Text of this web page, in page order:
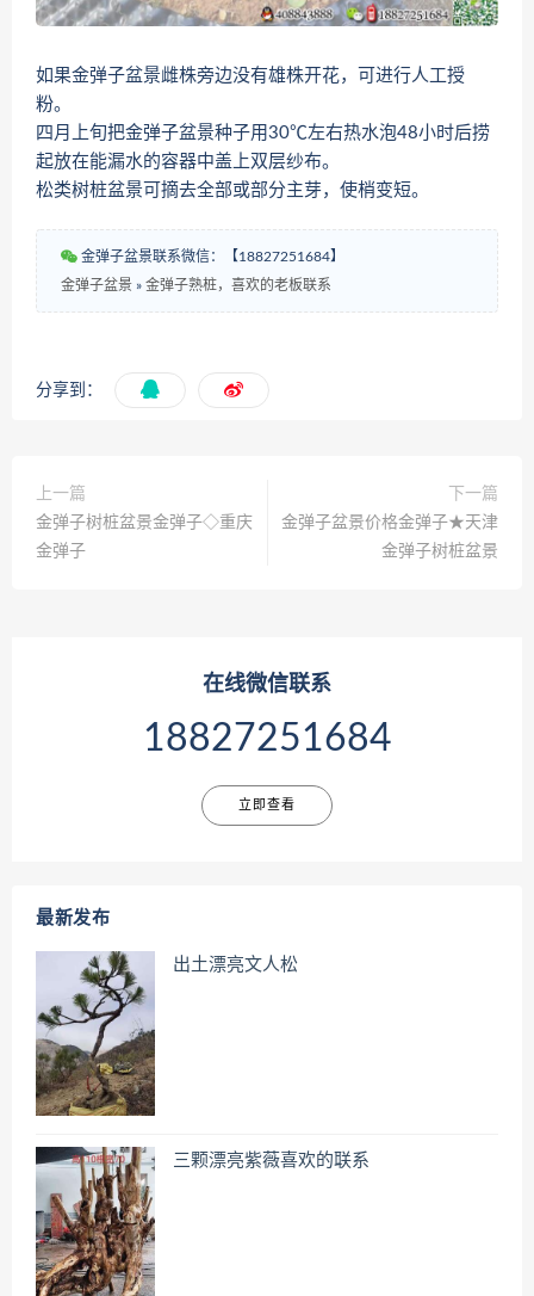
如果金弹子盆景雌株旁边没有雄株开花，可进行人工授
粉。
四月上旬把金弹子盆景种子用30℃左右热水泡48小时后捞
起放在能漏水的容器中盖上双层纱布。
松类树桩盆景可摘去全部或部分主芽，使梢变短。
金弹子盆景联系微信：【18827251684】
金弹子盆景 » 金弹子熟桩，喜欢的老板联系
分享到：
上一篇
金弹子树桩盆景金弹子◇重庆
金弹子
下一篇
金弹子盆景价格金弹子★天津
金弹子树桩盆景
在线微信联系
18827251684
立即查看
最新发布
出土漂亮文人松
三颗漂亮紫薇喜欢的联系